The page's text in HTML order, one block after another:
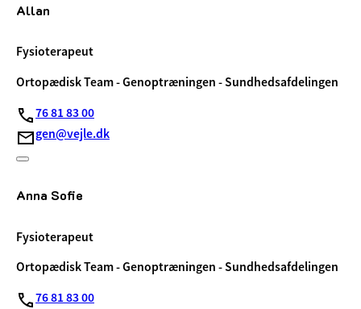
Allan
Fysioterapeut
Ortopædisk Team - Genoptræningen - Sundhedsafdelingen
76 81 83 00
gen@vejle.dk
Anna Sofie
Fysioterapeut
Ortopædisk Team - Genoptræningen - Sundhedsafdelingen
76 81 83 00